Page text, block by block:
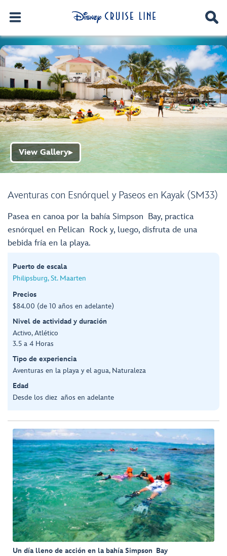
Aventuras con Esnórquel y Paseos en Kayak (SM33)
View Gallery▶
Pasea en canoa por la bahía Simpson Bay, practica
esnórquel en Pelican Rock y, luego, disfruta de una
bebida fría en la playa.
Puerto de escala
Philipsburg, St. Maarten
Precios
$84.00 (de 10 años en adelante)
Nivel de actividad y duración
Activo, Atlético
3.5 a 4 Horas
Tipo de experiencia
Aventuras en la playa y el agua, Naturaleza
Edad
Desde los diez años en adelante
Un día lleno de acción en la bahía Simpson Bay